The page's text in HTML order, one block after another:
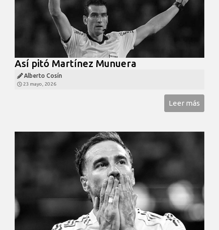
Así pitó Martínez Munuera
Alberto Cosín
23 mayo, 2026
Leer más